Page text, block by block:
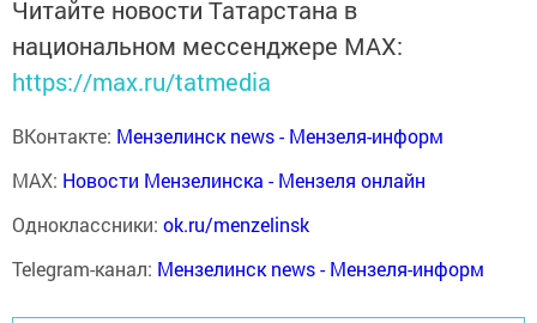
Читайте новости Татарстана в
национальном мессенджере MАХ:
https://max.ru/tatmedia
ВКонтакте: Мензелинск news - Мензеля-информ
MAX: Новости Мензелинска - Мензеля онлайн
Одноклассники: ok.ru/menzelinsk
Telegram-канал: Мензелинск news - Мензеля-информ